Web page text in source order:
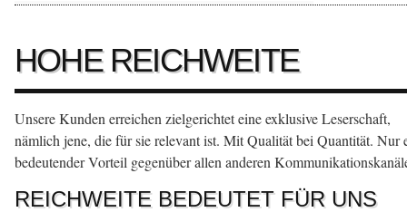
HOHE REICHWEITE
Unsere Kunden erreichen zielgerichtet eine exklusive Leserschaft,
nämlich jene, die für sie relevant ist. Mit Qualität bei Quantität. Nur
bedeutender Vorteil gegenüber allen anderen
REICHWEITE BEDEUTET FÜR UNS